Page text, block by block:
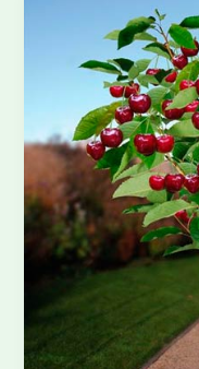
românești
calitate
pentru
grădina
ta